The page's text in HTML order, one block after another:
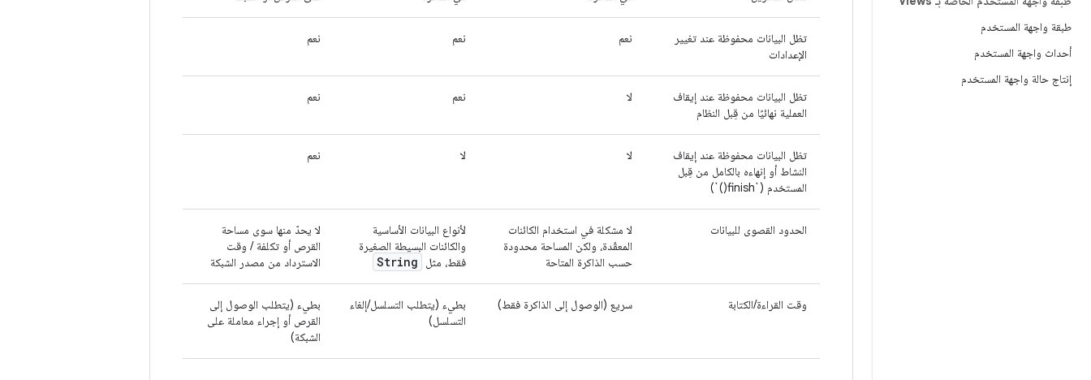
طبقة واجهة المستخدم
أحداث واجهة المستخدم
إنتاج حالة واجهة المستخدم
تظل البيانات محفوظة عند تغيير
الإعدادات
نعم نعم نعم
تظل البيانات محفوظة عند إيقاف
العملية نهائيًا من قِبل النظام
لا نعم نعم
تظل البيانات محفوظة عند إيقاف
النشاط أو إنهاءه بالكامل من قِبل
المستخدم (`finish()`)
لا لا نعم
الحدود القصوى للبيانات
لا مشكلة في استخدام الكائنات
المعقّدة، ولكن المساحة محدودة
حسب الذاكرة المتاحة
لأنواع البيانات الأساسية
والكائنات البسيطة الصغيرة
فقط، مثل
String
لا يحدّ منها سوى مساحة
القرص أو تكلفة / وقت
الاسترداد من مصدر الشبكة
وقت القراءة/الكتابة سريع (الوصول إلى الذاكرة فقط)
بطيء (يتطلب التسلسل/إلغاء
التسلسل)
بطيء (يتطلب الوصول إلى
القرص أو إجراء معاملة على
الشبكة)